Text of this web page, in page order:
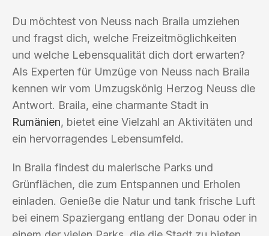
Du möchtest von Neuss nach Braila umziehen
und fragst dich, welche Freizeitmöglichkeiten
und welche Lebensqualität dich dort erwarten?
Als Experten für Umzüge von Neuss nach Braila
kennen wir vom Umzugskönig Herzog Neuss die
Antwort. Braila, eine charmante Stadt in
Rumänien, bietet eine Vielzahl an Aktivitäten und
ein hervorragendes Lebensumfeld.
In Braila findest du malerische Parks und
Grünflächen, die zum Entspannen und Erholen
einladen. Genieße die Natur und tank frische Luft
bei einem Spaziergang entlang der Donau oder in